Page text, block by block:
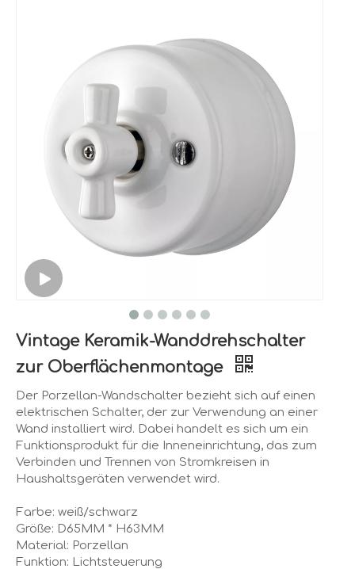
Vintage Keramik-Wanddrehschalter
zur Oberflächenmontage
Der Porzellan-Wandschalter bezieht sich auf einen
elektrischen Schalter, der zur Verwendung an einer
Wand installiert wird. Dabei handelt es sich um ein
Funktionsprodukt für die Inneneinrichtung, das zum
Verbinden und Trennen von Stromkreisen in
Haushaltsgeräten verwendet wird.
Farbe: weiß/schwarz
Größe: D65MM * H63MM
Material: Porzellan
Funktion: Lichtsteuerung